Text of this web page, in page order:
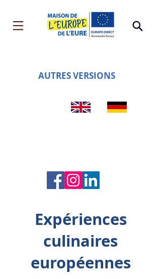
AUTRES VERSIONS
Expériences
culinaires
européennes